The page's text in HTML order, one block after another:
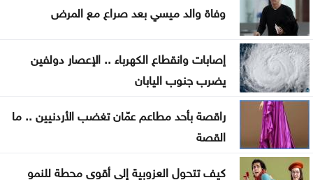
مؤتمر صحفي لإعلان نتائج وأوائل التوجيهي الخامسة
مساء الاثنين
الاحتلال يطرح عطاء لبناء 627 وحدة استيطانية جديدة
بالقدس
طهران: لا محادثات مباشرة مع واشنطن واستمرار إغلاق
هرمز
وفاة والد ميسي بعد صراع مع المرض
إصابات وانقطاع الكهرباء .. الإعصار دولفين
يضرب جنوب اليابان
راقصة بأحد مطاعم عمّان تغضب الأردنيين .. ما
القصة
كيف تتحول العزوبية إلى أقوى محطة للنمو